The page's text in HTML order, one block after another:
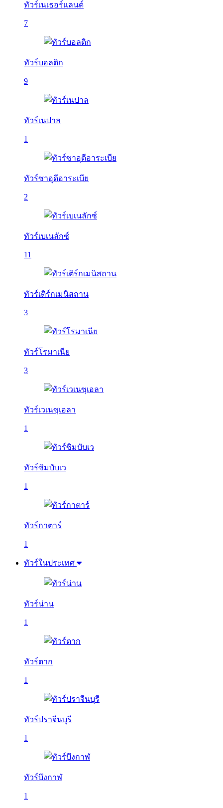
ทัวร์เนเธอร์แลนด์
7
ทัวร์บอลติก
9
ทัวร์เนปาล
1
ทัวร์ซาอุดีอาระเบีย
2
ทัวร์เบเนลักซ์
11
ทัวร์เติร์กเมนิสถาน
3
ทัวร์โรมาเนีย
3
ทัวร์เวเนซุเอลา
1
ทัวร์ซิมบับเว
1
ทัวร์กาตาร์
1
ทัวร์ในประเทศ
ทัวร์น่าน
1
ทัวร์ตาก
1
ทัวร์ปราจีนบุรี
1
ทัวร์บึงกาฬ
1